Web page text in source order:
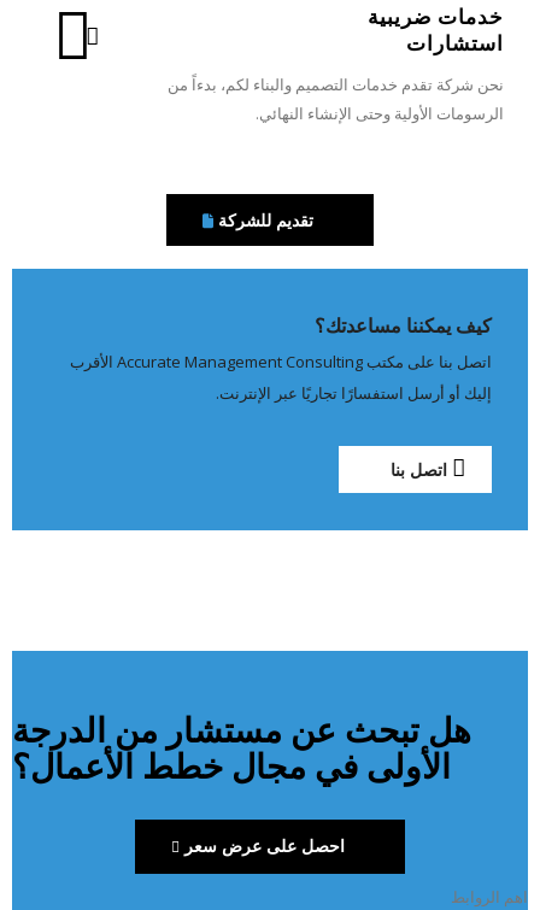
خدمات ضريبية
استشارات
نحن شركة تقدم خدمات التصميم والبناء لكم، بدءاً من
الرسومات الأولية وحتى الإنشاء النهائي.
تقديم للشركة
كيف يمكننا مساعدتك؟
اتصل بنا على مكتبAccurate Management Consulting الأقرب
إليك أو أرسل استفسارًا تجاريًا عبر الإنترنت.
اتصل بنا
هل تبحث عن مستشار من الدرجة
الأولى في مجال خطط الأعمال؟
احصل على عرض سعر
اهم الروابط